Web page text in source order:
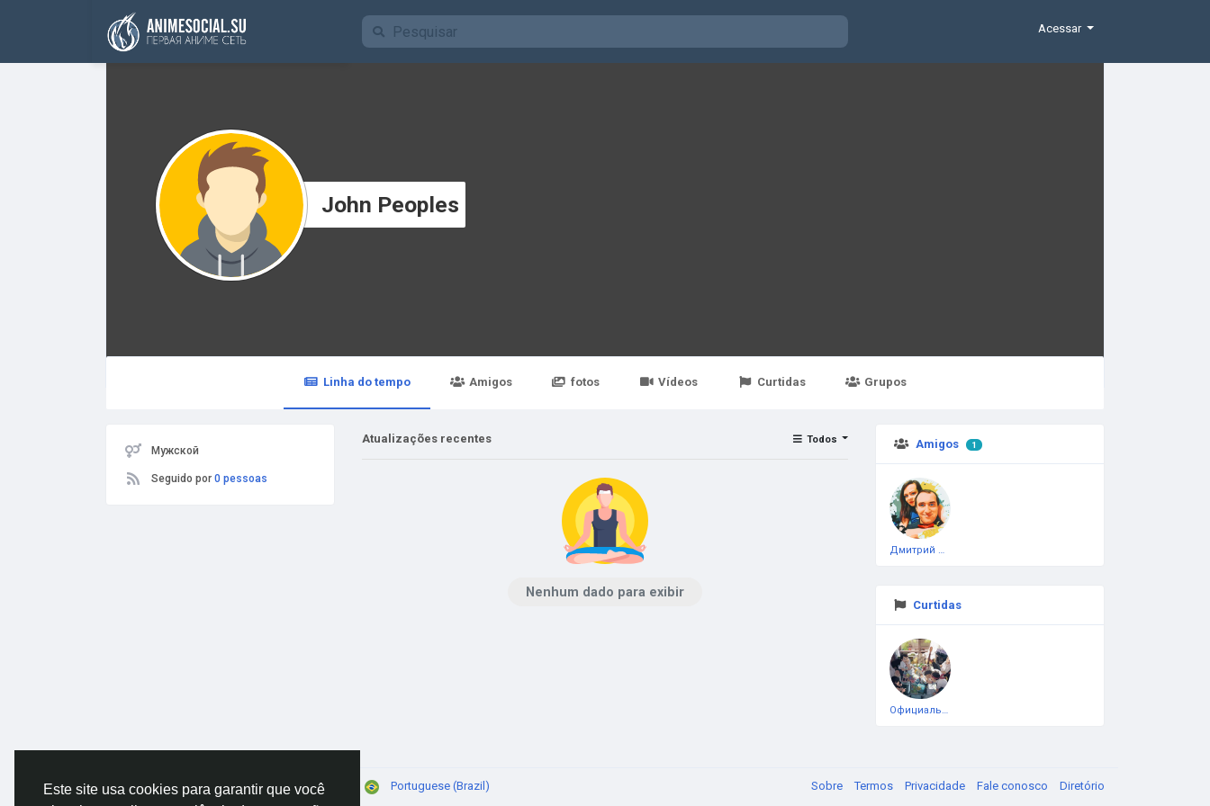
Este site usa cookies para garantir que você
Funding
Acessar
John Peoples
Linha do tempo Amigos fotos Vídeos Curtidas Grupos
Мужской
Seguido por 0 pessoas
Amigos 1
Дмитрий Чеботарёв
Curtidas
Официальная тестовая страница
Atualizações recentes Todos
Nenhum dado para exibir
© 2026 AnimeSocial.SU - Первая аниме сеть! Portuguese (Brazil) Sobre Termos Privacidade Fale conosco Diretório